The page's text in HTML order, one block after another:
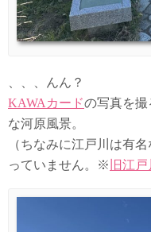
、、、んん？
KAWAカードの写真を
な河原風景。
（ちなみに江戸川は有
っていません。※ 旧江